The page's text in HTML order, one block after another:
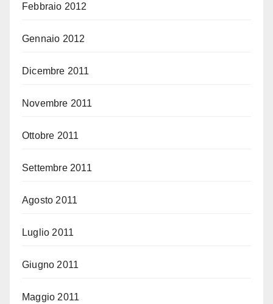
Febbraio 2012
Gennaio 2012
Dicembre 2011
Novembre 2011
Ottobre 2011
Settembre 2011
Agosto 2011
Luglio 2011
Giugno 2011
Maggio 2011